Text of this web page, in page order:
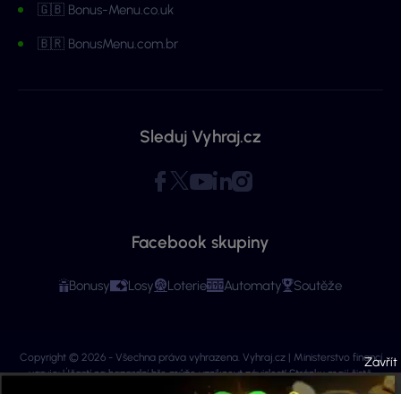
🇬🇧 Bonus-Menu.co.uk
🇧🇷 BonusMenu.com.br
Sleduj Vyhraj.cz
Facebook skupiny
Bonusy Losy Loterie Automaty Soutěže
Copyright © 2026 - Všechna práva vyhrazena. Vyhraj.cz | Ministerstvo financí
varuje: Účastí na hazardní hře může vzniknout závislost! Stránky mají čistě
informační charakter. Veškeré informace se týkají osob starších 18 let.